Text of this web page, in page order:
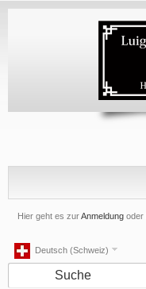
Hier geht es zurAnmeldung oder
Deutsch (Schweiz)